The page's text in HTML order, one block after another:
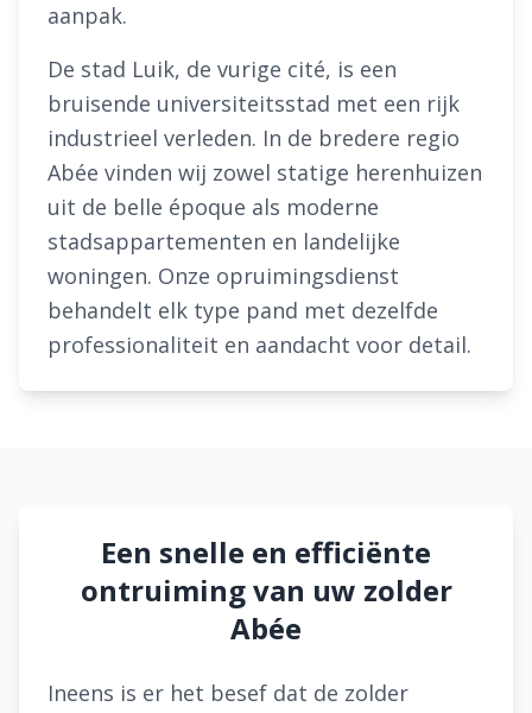
aanpak.
De stad Luik, de vurige cité, is een
bruisende universiteitsstad met een rijk
industrieel verleden. In de bredere regio
Abée vinden wij zowel statige herenhuizen
uit de belle époque als moderne
stadsappartementen en landelijke
woningen. Onze opruimingsdienst
behandelt elk type pand met dezelfde
professionaliteit en aandacht voor detail.
Een snelle en efficiënte
ontruiming van uw zolder
Abée
Ineens is er het besef dat de zolder